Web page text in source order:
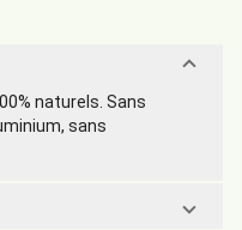
naturels. Sans
sans